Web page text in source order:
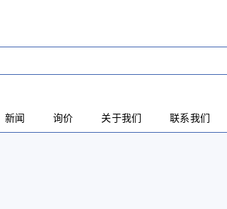
新闻 询价 关于我们 联系我们